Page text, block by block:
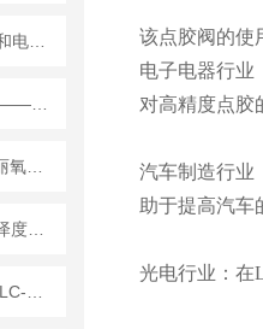
该点胶阀的使
电子电器行业
对高精度点胶
汽车制造行业
助于提高汽车
光电行业：在